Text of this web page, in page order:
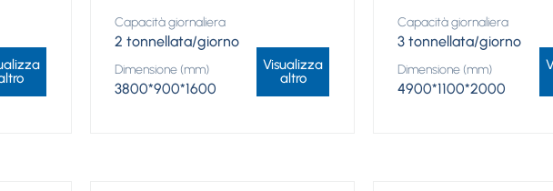
Capacità giornaliera
2 tonnellata/giorno
Dimensione (mm)
3800*900*1600
Visualizza
altro
Capacità giornaliera
3 tonnellata/giorno
Dimensione (mm)
4900*1100*2000